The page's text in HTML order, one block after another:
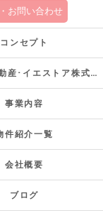
お問い合わせ
コンセプト
京都市の不動産･イエストア株式会社の評判
事業内容
件紹介一覧
会社概要
ブログ